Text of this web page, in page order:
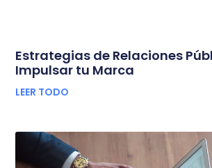
Estrategias de Relaciones
Impulsar tu Marca
LEER TODO